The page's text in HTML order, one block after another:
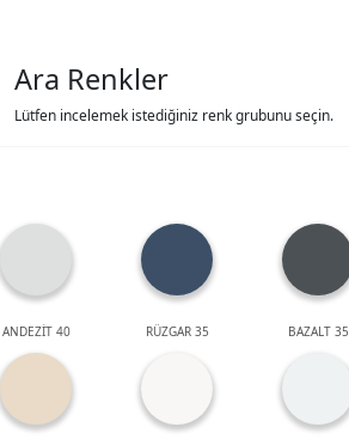
Ara Renkler
Lütfen incelemek istediğiniz renk grubunu seçin.
ANDEZİT 40 RÜZGAR 35 BAZALT 35